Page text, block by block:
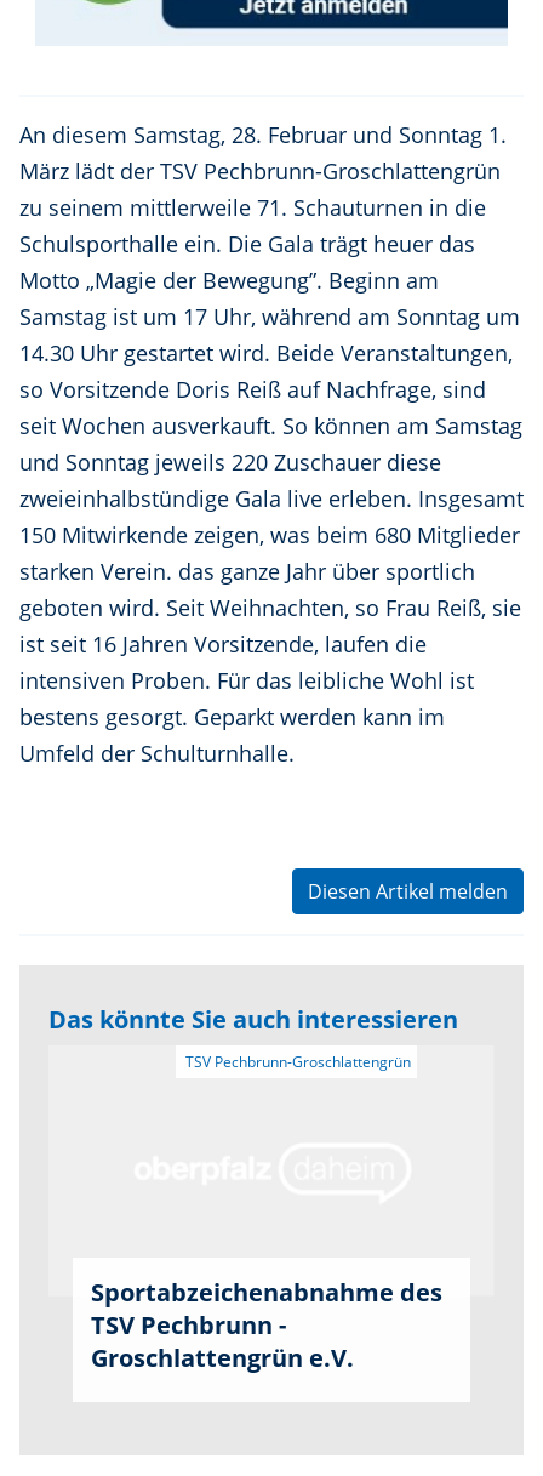
An diesem Samstag, 28. Februar und Sonntag 1.
März lädt der TSV Pechbrunn-Groschlattengrün
zu seinem mittlerweile 71. Schauturnen in die
Schulsporthalle ein. Die Gala trägt heuer das
Motto „Magie der Bewegung”. Beginn am
Samstag ist um 17 Uhr, während am Sonntag um
14.30 Uhr gestartet wird. Beide Veranstaltungen,
so Vorsitzende Doris Reiß auf Nachfrage, sind
seit Wochen ausverkauft. So können am Samstag
und Sonntag jeweils 220 Zuschauer diese
zweieinhalbstündige Gala live erleben. Insgesamt
150 Mitwirkende zeigen, was beim 680 Mitglieder
starken Verein. das ganze Jahr über sportlich
geboten wird. Seit Weihnachten, so Frau Reiß, sie
ist seit 16 Jahren Vorsitzende, laufen die
intensiven Proben. Für das leibliche Wohl ist
bestens gesorgt. Geparkt werden kann im
Umfeld der Schulturnhalle.
Diesen Artikel melden
Das könnte Sie auch interessieren
TSV Pechbrunn-Groschlattengrün
Sportabzeichenabnahme des
TSV Pechbrunn -
Groschlattengrün e.V.